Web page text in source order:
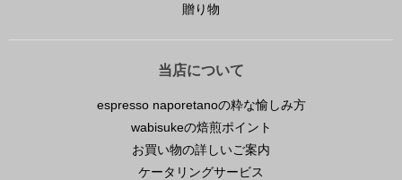
贈り物
当店について
espresso naporetanoの粋な愉しみ方
wabisukeの焙煎ポイント
お買い物の詳しいご案内
ケータリングサービス